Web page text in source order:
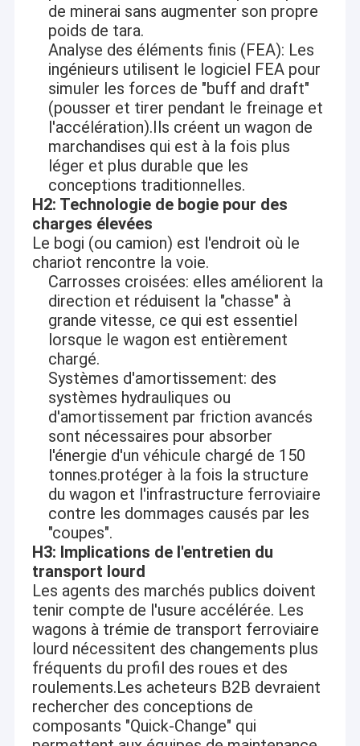
À la maison
Produits
À propos de nous
de minerai sans augmenter son propre
poids de tara.
Analyse des éléments finis (FEA): Les
ingénieurs utilisent le logiciel FEA pour
simuler les forces de "buff and draft"
(pousser et tirer pendant le freinage et
l'accélération).Ils créent un wagon de
marchandises qui est à la fois plus
léger et plus durable que les
conceptions traditionnelles.
H2: Technologie de bogie pour des
charges élevées
Le bogi (ou camion) est l'endroit où le
chariot rencontre la voie.
Carrosses croisées: elles améliorent la
direction et réduisent la "chasse" à
grande vitesse, ce qui est essentiel
lorsque le wagon est entièrement
chargé.
Systèmes d'amortissement: des
systèmes hydrauliques ou
d'amortissement par friction avancés
sont nécessaires pour absorber
l'énergie d'un véhicule chargé de 150
tonnes.protéger à la fois la structure
du wagon et l'infrastructure ferroviaire
contre les dommages causés par les
"coupes".
H3: Implications de l'entretien du
transport lourd
Les agents des marchés publics doivent
tenir compte de l'usure accélérée. Les
wagons à trémie de transport ferroviaire
lourd nécessitent des changements plus
fréquents du profil des roues et des
roulements.Les acheteurs B2B devraient
rechercher des conceptions de
composants "Quick-Change" qui
Tongling Tieke Railway Equipment Co., Ltd (Tieke Railway) est une
société privée de haute technologie transformée d'une usine sous le
ministère chinois des Chemins de fer en 2016. Elle est spécialisée dans
la fabrication, la réparation, la location de divers wagons de chemin de
fer et la fourniture de diverses pièces de rechange de wagons pour les